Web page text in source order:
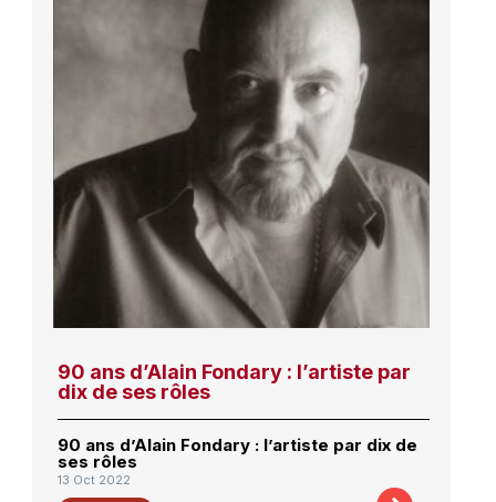
90 ans d’Alain Fondary : l’artiste par
dix de ses rôles
90 ans d’Alain Fondary : l’artiste par dix de
ses rôles
13 Oct 2022